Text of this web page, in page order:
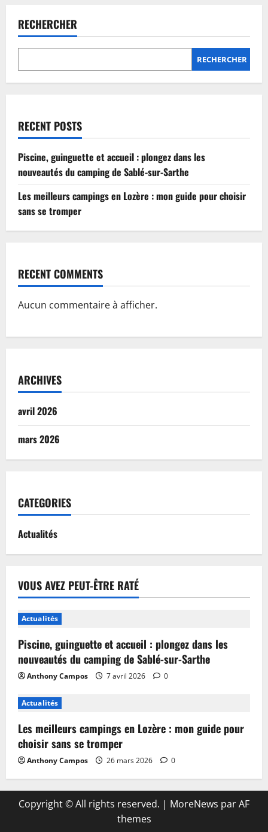
en
Lozère
:
mon
choisir
sans
RECHERCHER
RECHERCHER
RECENT POSTS
Piscine, guinguette et accueil : plongez dans les
nouveautés du camping de Sablé-sur-Sarthe
Les meilleurs campings en Lozère : mon guide pour choisir
sans se tromper
RECENT COMMENTS
Aucun commentaire à afficher.
ARCHIVES
avril 2026
mars 2026
CATEGORIES
Actualités
VOUS AVEZ PEUT-ÊTRE RATÉ
Actualités
Piscine, guinguette et accueil : plongez dans les
nouveautés du camping de Sablé-sur-Sarthe
Anthony Campos 7 avril 2026 0
Actualités
Les meilleurs campings en Lozère : mon guide pour
choisir sans se tromper
Anthony Campos 26 mars 2026 0
Copyright © All rights reserved. | MoreNews par AF
themes